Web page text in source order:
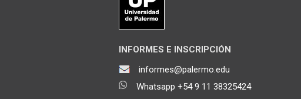
INFORMES E INSCRIPCIÓN
informes@palermo.edu
Whatsapp +54 9 11 38325424